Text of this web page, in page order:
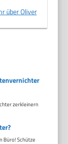
über Oliver
zerkleinern
Büro! Schütze